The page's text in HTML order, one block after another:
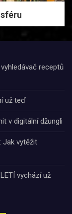
receptů
už teď
v digitální džungli
Jak vytěžit
vychází už